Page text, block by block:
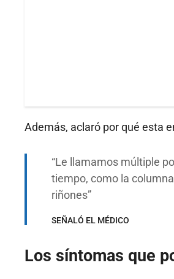
Además, aclaró por qué esta
Le llamamos múltiple
tiempo, como la
riñones
SEÑALÓ EL MÉDICO
Los síntomas que